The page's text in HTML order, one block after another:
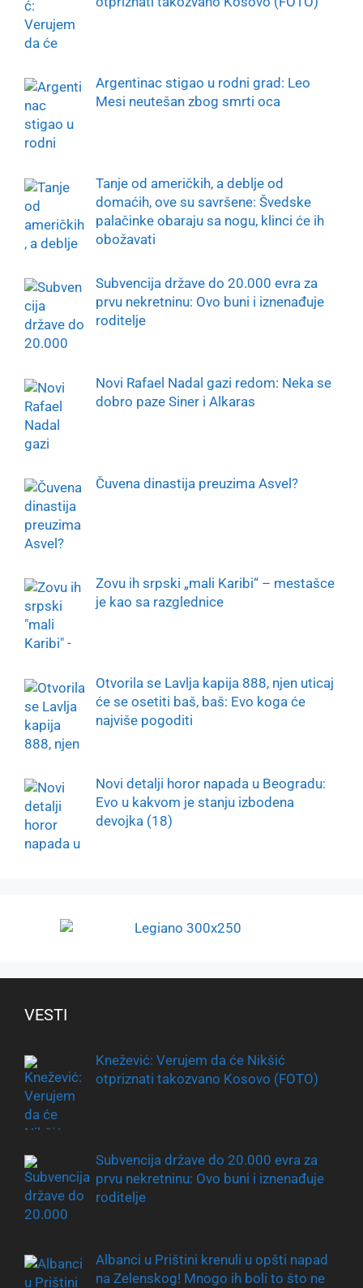
Argentinac stigao u rodni grad: Leo
Mesi neutešan zbog smrti oca
Tanje od američkih, a deblje od
domaćih, ove su savršene: Švedske
palačinke obaraju sa nogu, klinci će ih
obožavati
Subvencija države do 20.000 evra za
prvu nekretninu: Ovo buni i iznenađuje
roditelje
Novi Rafael Nadal gazi redom: Neka se
dobro paze Siner i Alkaras
Čuvena dinastija preuzima Asvel?
Zovu ih srpski „mali Karibi“ – mestašce
je kao sa razglednice
Otvorila se Lavlja kapija 888, njen uticaj
će se osetiti baš, baš: Evo koga će
najviše pogoditi
Novi detalji horor napada u Beogradu:
Evo u kakvom je stanju izbodena
devojka (18)
VESTI
Knežević: Verujem da će Nikšić
otpriznati takozvano Kosovo (FOTO)
Subvencija države do 20.000 evra za
prvu nekretninu: Ovo buni i iznenađuje
roditelje
Albanci u Prištini krenuli u opšti napad
na Zelenskog! Mnogo ih boli to što ne